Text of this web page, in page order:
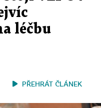
léčbu
PŘEHRÁT ČLÁNEK